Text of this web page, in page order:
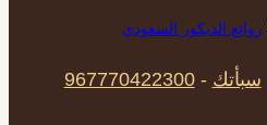
روائع الديكور السعودي
سبأتك -
967770422300